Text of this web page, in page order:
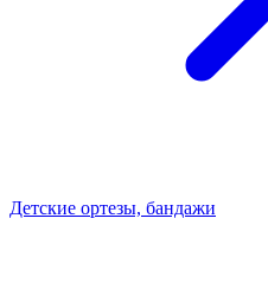
Детские ортезы, бандажи